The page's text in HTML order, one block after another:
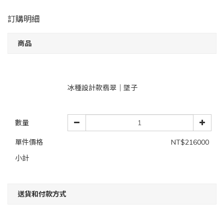
訂購明細
商品
冰種設計款翡翠｜墜子
數量
單件價格
NT$216000
小計
送貨和付款方式